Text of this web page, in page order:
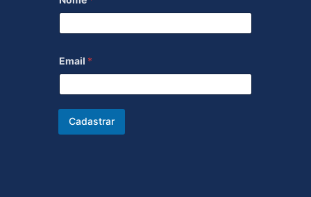
Email *
Cadastrar